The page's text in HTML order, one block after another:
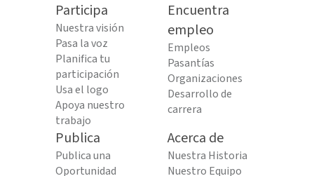
Participa
Nuestra visión
Pasa la voz
Planifica tu
participación
Usa el logo
Apoya nuestro
trabajo
Encuentra
empleo
Empleos
Pasantías
Organizaciones
Desarrollo de
carrera
Publica
Publica una
Oportunidad
Acerca de
Nuestra Historia
Nuestro Equipo